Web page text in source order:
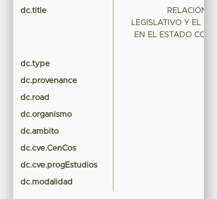
dc.title
RELACIÓN
LEGISLATIVO Y EL
EN EL ESTADO
dc.type
dc.provenance
dc.road
dc.organismo
dc.ambito
dc.cve.CenCos
dc.cve.progEstudios
dc.modalidad